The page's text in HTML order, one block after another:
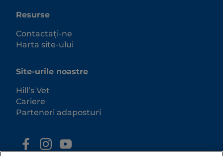
Resurse
Contactați-ne
Harta site-ului
Site-urile noastre
Hill’s Vet
Cariere
Parteneri adaposturi